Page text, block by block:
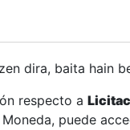
dira, baita hain
respecto a
puede